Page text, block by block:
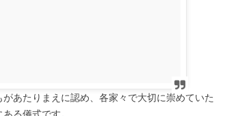
あたりまえに認め、各家々で大切に崇めていた
る儀式です。